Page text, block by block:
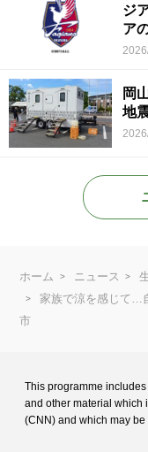
ジ
ア
岡
地
ホーム ニュース
家族で涼を感じて…
市
This programme
and other material which
(CNN) and which may be